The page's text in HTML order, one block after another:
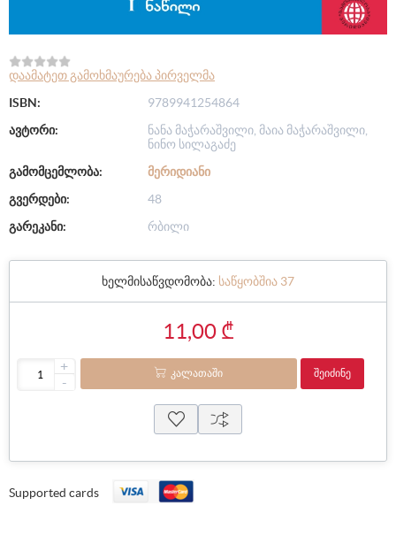
დაამატეთ გამოხმაურება პირველმა
ISBN:
9789941254864
ავტორი:
ნანა მაჭარაშვილი, მაია მაჭარაშვილი,
ნინო სილაგაძე
გამომცემლობა:
ᲛᲔᲠᲘᲓᲘᲐᲜᲘ
გვერდები:
48
გარეკანი:
რბილი
ხელმისაწვდომობა: საწყობშია 37
11,00 ₾
+
-
ᲙᲐᲚᲐᲗᲐᲨᲘ ᲨᲔᲘᲫᲘᲜᲔ
Supported cards